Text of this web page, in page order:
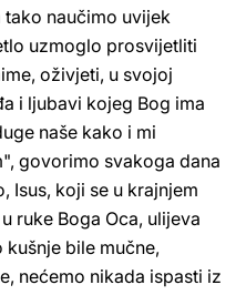
tako naučimo uvijek
uzmoglo prosvijetliti
oživjeti, u svojoj
i ljubavi kojeg Bog ima
naše kako i mi
govorimo svakoga dana
Isus, koji se u krajnjem
ruke Boga Oca, ulijeva
bile mučne,
nećemo nikada ispasti iz